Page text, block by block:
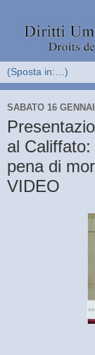
SABATO 16
al
pena di
VIDEO